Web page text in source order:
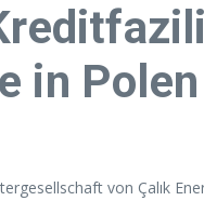
in Polen
von Çalık